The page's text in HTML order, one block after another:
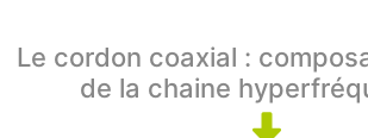
Le cordon coaxial :
de la chaine